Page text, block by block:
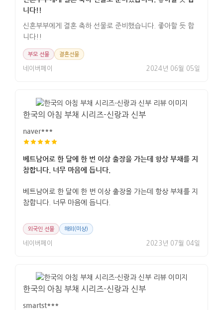
니다!!
신혼부부에게 결혼 축하 선물로 준비했습니다. 좋아할 듯 합
니다!!
부모 선물 결혼선물
네이버페이 2024년 06월 05일
한국의 아침 부채 시리즈-신랑과 신부
naver***
베트남어로 한 달에 한 번 이상 출장을 가는데 항상 부채를 지
참합니다. 너무 마음에 듭니다.
베트남어로 한 달에 한 번 이상 출장을 가는데 항상 부채를 지
참합니다. 너무 마음에 듭니다.
외국인 선물 해외(미상)
네이버페이 2023년 07월 04일
한국의 아침 부채 시리즈-신랑과 신부
smartst***